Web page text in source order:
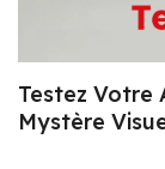
Testez Votre
Mystère